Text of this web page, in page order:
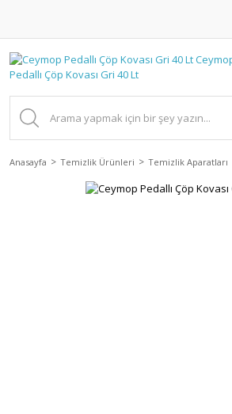
Anasayfa Temizlik Ürünleri Temizlik Aparatları